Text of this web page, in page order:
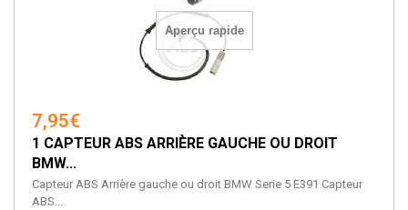
Aperçu rapide
7,95€
1 CAPTEUR ABS ARRIÈRE GAUCHE OU DROIT
BMW...
Capteur ABS Arrière gauche ou droit BMW Serie 5 E391 Capteur
ABS...